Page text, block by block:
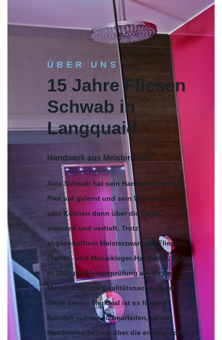
ÜBER UNS
15 Jahre Fliesen
Schwab in
Langquaid
Handwerk aus Meisterhand
Alex Schwab hat sein Handwerk von der
Pike auf gelernt und sein Wissen und
sein Können dann über die Jahre
erweitert und vertieft. Trotz
abgeschafftem Meisterzwang im Fliesen-,
Platten- und Mosaikleger-Handwerk, legte
er 2005 die Meisterprüfung ab, da der
Meisterbrief ein Qualitätsnachweis ist.
Ohne dieses Merkmal ist es für den
Kunden schwer zu beurteilen, ob ein
Handwerkerbetrieb über die erforderliche